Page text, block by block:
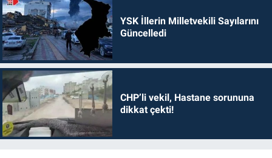
YSK İllerin Milletvekili Sayılarını
Güncelledi
CHP’li vekil, Hastane sorununa
dikkat çekti!